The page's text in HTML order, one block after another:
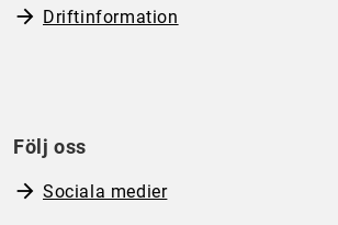
Driftinformation
Följ oss
Sociala medier